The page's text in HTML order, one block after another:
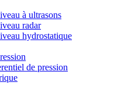
à ultrasons
radar
hydrostatique
de pression